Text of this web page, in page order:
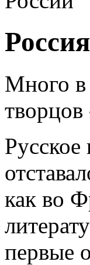
Россия
Много в
творцов
Русское
как во
первые